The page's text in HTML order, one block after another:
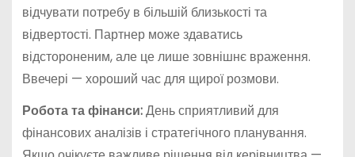
відчувати потребу в більшій близькості та
відвертості. Партнер може здаватись
відстороненим, але це лише зовнішнє враження.
Ввечері — хороший час для щирої розмови.
Робота та фінанси:День сприятливий для
фінансових аналізів і стратегічного планування.